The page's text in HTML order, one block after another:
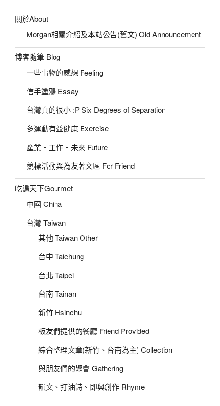
關於About
Morgan相關介紹及本站公告(舊文) Old Announcement
博客隨筆 Blog
一些事物的感想 Feeling
信手塗鴉 Essay
台灣真的很小 :P Six Degrees of Separation
多運動有益健康 Exercise
產業‧工作‧未來 Future
競標活動與為友著文區 For Friend
吃遍天下Gourmet
中國 China
台灣 Taiwan
其他 Taiwan Other
台中 Taichung
台北 Taipei
台南 Tainan
新竹 Hsinchu
板友們提供的餐廳 Friend Provided
綜合整理文章(新竹、台南為主) Collection
與朋友們的聚會 Gathering
韻文、打油詩、即興創作 Rhyme